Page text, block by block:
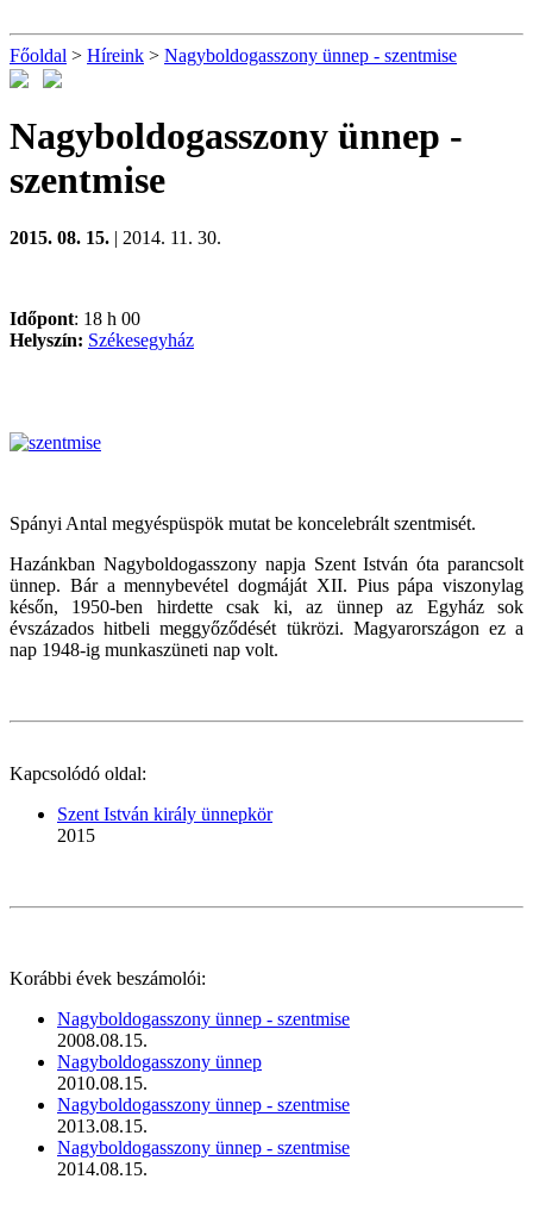
Főoldal > Híreink > Nagyboldogasszony ünnep - szentmise
Nagyboldogasszony ünnep -
szentmise
2015. 08. 15. | 2014. 11. 30.
Időpont: 18 h 00
Helyszín: Székesegyház
Spányi Antal megyéspüspök mutat be koncelebrált szentmisét.
Hazánkban Nagyboldogasszony napja Szent István óta parancsolt
ünnep. Bár a mennybevétel dogmáját XII. Pius pápa viszonylag
későn, 1950-ben hirdette csak ki, az ünnep az Egyház sok
évszázados hitbeli meggyőződését tükrözi. Magyarországon ez a
nap 1948-ig munkaszüneti nap volt.
Kapcsolódó oldal:
Szent István király ünnepkör
2015
Korábbi évek beszámolói:
Nagyboldogasszony ünnep - szentmise
2008.08.15.
Nagyboldogasszony ünnep
2010.08.15.
Nagyboldogasszony ünnep - szentmise
2013.08.15.
Nagyboldogasszony ünnep - szentmise
2014.08.15.